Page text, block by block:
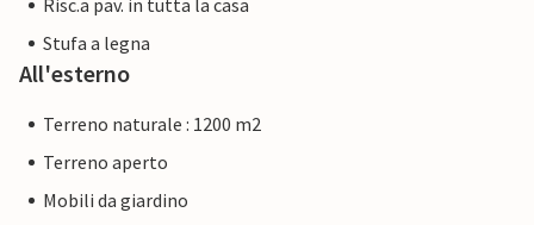
Risc.a pav. in tutta la casa
Stufa a legna
All'esterno
Terreno naturale : 1200 m2
Terreno aperto
Mobili da giardino